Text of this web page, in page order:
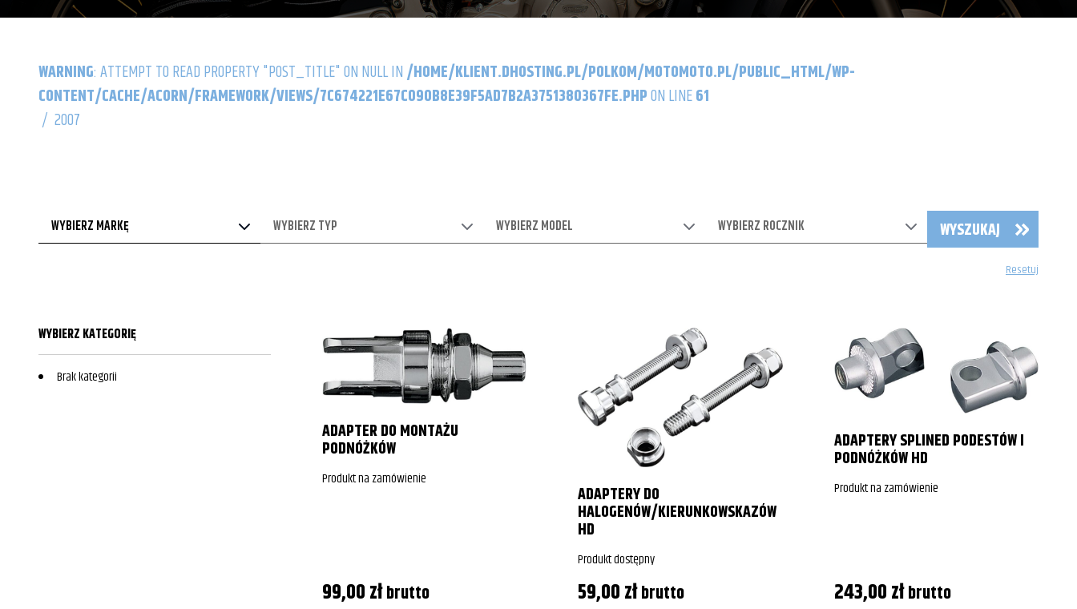
WARNING : ATTEMPT TO READ PROPERTY "POST_TITLE" ON NULL IN/HOME/KLIENT.DHOSTING.PL/POLKOM/MOTOMOTO.PL/PUBLIC_HTML/WP-
CONTENT/CACHE/ACORN/FRAMEWORK/VIEWS/7C674221E67C090B8E39F5AD7B2A3751380367FE.PHPON LINE61
/ 2007
WYBIERZ MARKĘ WYBIERZ TYP WYBIERZ MODEL WYBIERZ ROCZNIK WYSZUKAJ
Resetuj
WYBIERZ KATEGORIĘ
Brak kategorii
ADAPTER DO MONTAŻU
PODNÓŻKÓW
Produkt na zamówienie
99,00złbrutto
ADAPTERY DO
HALOGENÓW/KIERUNKOWSKAZÓW
HD
Produkt dostępny
59,00złbrutto
ADAPTERY SPLINED PODESTÓW I
PODNÓŻKÓW HD
Produkt na zamówienie
243,00złbrutto